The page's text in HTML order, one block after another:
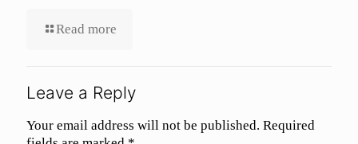
Read more
Leave a Reply
Your email address will not be published. Required